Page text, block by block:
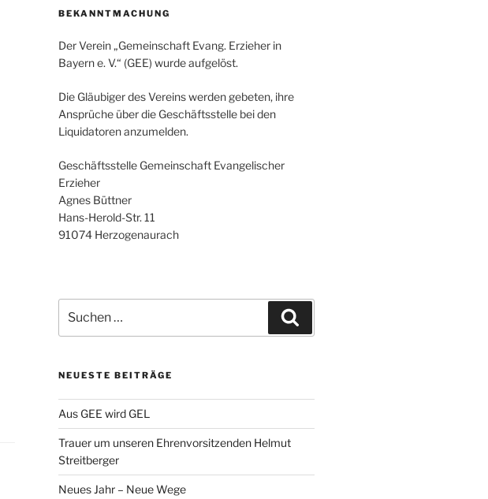
BEKANNTMACHUNG
Der Verein „Gemeinschaft Evang. Erzieher in
Bayern e. V.“ (GEE) wurde aufgelöst.
Die Gläubiger des Vereins werden gebeten, ihre
Ansprüche über die Geschäftsstelle bei den
Liquidatoren anzumelden.
Geschäftsstelle Gemeinschaft Evangelischer
Erzieher
Agnes Büttner
Hans-Herold-Str. 11
91074 Herzogenaurach
nach:
NEUESTE BEITRÄGE
Aus GEE wird GEL
Trauer um unseren Ehrenvorsitzenden Helmut
Streitberger
Neues Jahr – Neue Wege